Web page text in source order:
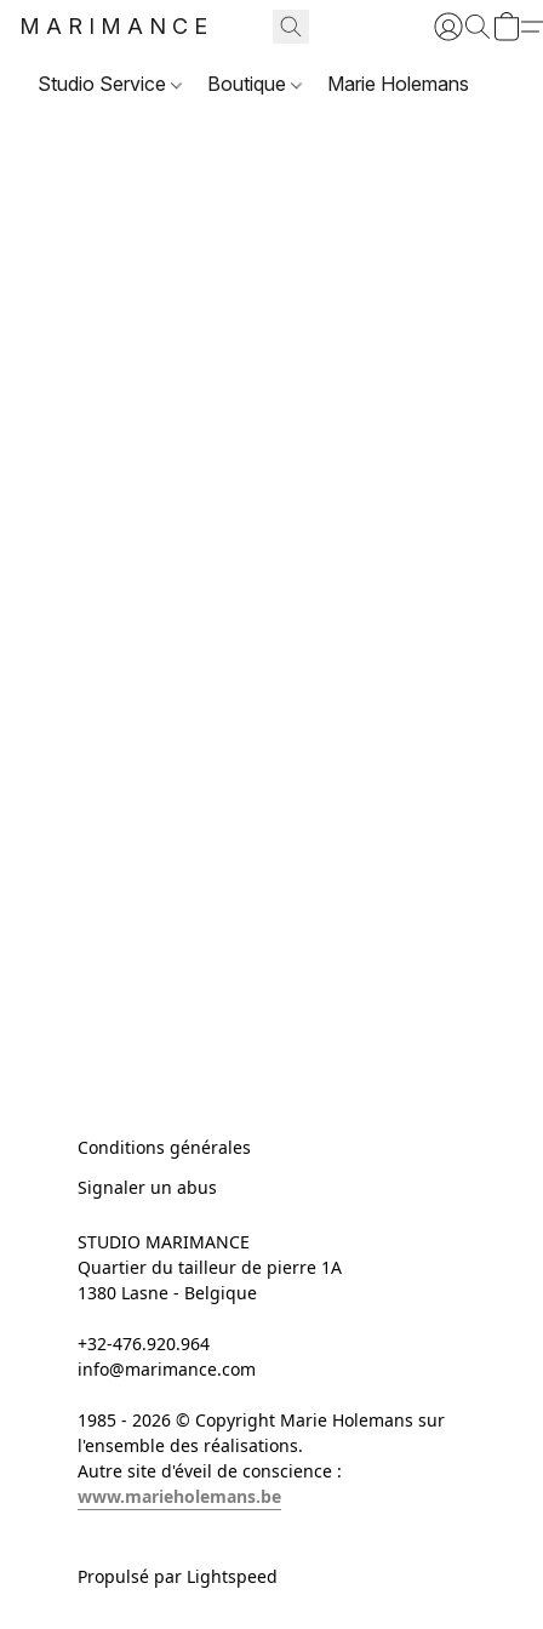
MARIMANCE
Studio Service Boutique Marie Holemans
Conditions générales
Signaler un abus
STUDIO MARIMANCE
Quartier du tailleur de pierre 1A
1380 Lasne - Belgique
+32-476.920.964
info@marimance.com
1985 - 2026 © Copyright Marie Holemans sur
l'ensemble des réalisations.
Autre site d'éveil de conscience :
www.marieholemans.be
Propulsé par Lightspeed